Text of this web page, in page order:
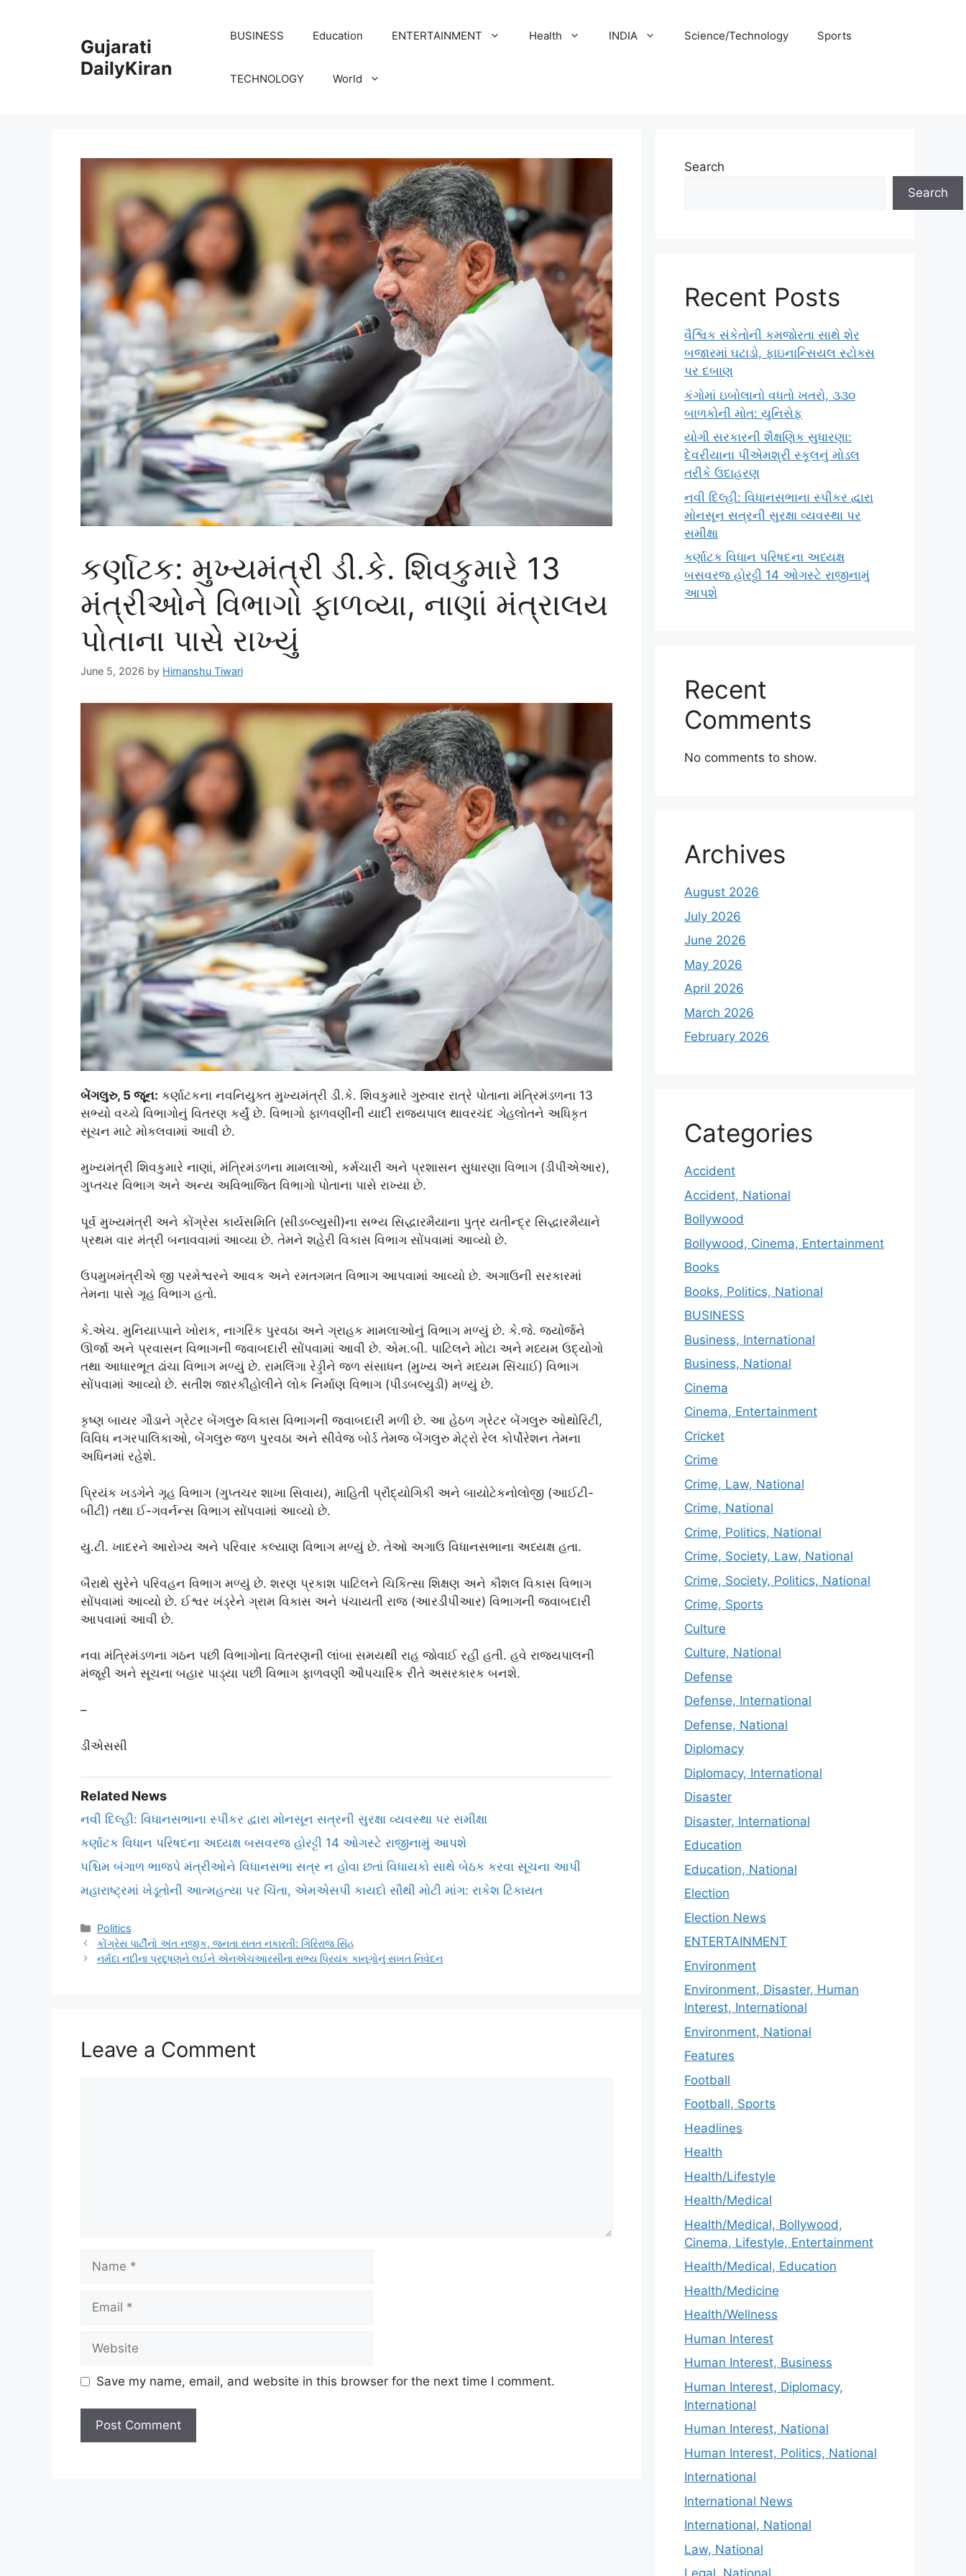
Gujarati
DailyKiran
BUSINESS Education ENTERTAINMENT Health INDIA Science/Technology Sports
TECHNOLOGY World
કર્ણાટક: મુખ્યમંત્રી ડી.કે. શિવકુમારે 13
મંત્રીઓને વિભાગો ફાળવ્યા, નાણાં મંત્રાલય
પોતાના પાસે રાખ્યું
June 5, 2026 by Himanshu Tiwari
બેંગલુરુ, 5 જૂન: કર્ણાટકના નવનિયુક્ત મુખ્યમંત્રી ડી.કે. શિવકુમારે ગુરુવાર રાત્રે પોતાના મંત્રિમંડળના 13
સભ્યો વચ્ચે વિભાગોનું વિતરણ કર્યું છે. વિભાગો ફાળવણીની યાદી રાજ્યપાલ થાવરચંદ ગેહલોતને અધિકૃત
સૂચન માટે મોકલવામાં આવી છે.
મુખ્યમંત્રી શિવકુમારે નાણાં, મંત્રિમંડળના મામલાઓ, કર્મચારી અને પ્રશાસન સુધારણા વિભાગ (ડીપીએઆર),
ગુપ્તચર વિભાગ અને અન્ય અવિભાજિત વિભાગો પોતાના પાસે રાખ્યા છે.
પૂર્વ મુખ્યમંત્રી અને કોંગ્રેસ કાર્યસમિતિ (સીડબ્લ્યુસી)ના સભ્ય સિદ્ધારમૈયાના પુત્ર યતીન્દ્ર સિદ્ધારમૈયાને
પ્રથમ વાર મંત્રી બનાવવામાં આવ્યા છે. તેમને શહેરી વિકાસ વિભાગ સોંપવામાં આવ્યો છે.
ઉપમુખમંત્રીએ જી પરમેશ્વરને આવક અને રમતગમત વિભાગ આપવામાં આવ્યો છે. અગાઉની સરકારમાં
તેમના પાસે ગૃહ વિભાગ હતો.
કે.એચ. મુનિયાપ્પાને ખોરાક, નાગરિક પુરવઠા અને ગ્રાહક મામલાઓનું વિભાગ મળ્યું છે. કે.જે. જ્યોર્જને
ઊર્જા અને પ્રવાસન વિભાગની જવાબદારી સોંપવામાં આવી છે. એમ.બી. પાટિલને મોટા અને મધ્યમ ઉદ્યોગો
તથા આધારભૂત ઢાંચા વિભાગ મળ્યું છે. રામલિંગા રેડ્ડીને જળ સંસાધન (મુખ્ય અને મધ્યમ સિંચાઈ) વિભાગ
સોંપવામાં આવ્યો છે. સતીશ જારકીહોલીને લોક નિર્માણ વિભાગ (પીડબલ્યુડી) મળ્યું છે.
કૃષ્ણ બાયર ગૌડાને ગ્રેટર બેંગલુરુ વિકાસ વિભાગની જવાબદારી મળી છે. આ હેઠળ ગ્રેટર બેંગલુરુ ઓથોરિટી,
વિવિધ નગરપાલિકાઓ, બેંગલુરુ જળ પુરવઠા અને સીવેજ બોર્ડ તેમજ બેંગલુરુ મેટ્રો રેલ કોર્પોરેશન તેમના
અધિનમાં રહેશે.
પ્રિયંક ખડગેને ગૃહ વિભાગ (ગુપ્તચર શાખા સિવાય), માહિતી પ્રૌદ્યોગિકી અને બાયોટેકનોલોજી (આઈટી-
બીટી) તથા ઈ-ગવર્નન્સ વિભાગ સોંપવામાં આવ્યો છે.
યુ.ટી. ખાદરને આરોગ્ય અને પરિવાર કલ્યાણ વિભાગ મળ્યું છે. તેઓ અગાઉ વિધાનસભાના અધ્યક્ષ હતા.
બૈરાથે સુરેને પરિવહન વિભાગ મળ્યું છે. શરણ પ્રકાશ પાટિલને ચિકિત્સા શિક્ષણ અને કૌશલ વિકાસ વિભાગ
સોંપવામાં આવ્યો છે. ઈશ્વર ખંડ્રેને ગ્રામ વિકાસ અને પંચાયતી રાજ (આરડીપીઆર) વિભાગની જવાબદારી
આપવામાં આવી છે.
નવા મંત્રિમંડળના ગઠન પછી વિભાગોના વિતરણની લાંબા સમયથી રાહ જોવાઈ રહી હતી. હવે રાજ્યપાલની
મંજૂરી અને સૂચના બહાર પાડ્યા પછી વિભાગ ફાળવણી ઔપચારિક રીતે અસરકારક બનશે.
–
ડીએસસી
Related News
નવી દિલ્હી: વિધાનસભાના સ્પીકર દ્વારા મોનસૂન સત્રની સુરક્ષા વ્યવસ્થા પર સમીક્ષા
કર્ણાટક વિધાન પરિષદના અધ્યક્ષ બસવરજ હોરટ્ટી 14 ઓગસ્ટે રાજીનામું આપશે
પશ્ચિમ બંગાળ ભાજપે મંત્રીઓને વિધાનસભા સત્ર ન હોવા છતાં વિધાયકો સાથે બેઠક કરવા સૂચના આપી
મહારાષ્ટ્રમાં ખેડૂતોની આત્મહત્યા પર ચિંતા, એમએસપી કાયદો સૌથી મોટી માંગ: રાકેશ ટિકાયત
Categories
Politics
કોંગ્રેસ પાર્ટીનો અંત નજીક, જનતા સતત નકારતી: ગિરિરાજ સિંહ
નર્મદા નદીના પ્રદૂષણને લઈને એનએચઆરસીના સભ્ય પ્રિયંક કાનૂગોનું સખત નિવેદન
Leave a Comment
Save my name, email, and website in this browser for the next time I comment.
Search
Search
Recent Posts
વૈશ્વિક સંકેતોની કમજોરતા સાથે શેર
બજારમાં ઘટાડો, ફાઇનાન્સિયલ સ્ટોક્સ
પર દબાણ
કંગોમાં ઇબોલાનો વધતો ખતરો, ૩૩૦
બાળકોની મોત: યુનિસેફ
યોગી સરકારની શૈક્ષણિક સુધારણા:
દેવરીયાના પીએમશ્રી સ્કૂલનું મોડલ
તરીકે ઉદાહરણ
નવી દિલ્હી: વિધાનસભાના સ્પીકર દ્વારા
મોનસૂન સત્રની સુરક્ષા વ્યવસ્થા પર
સમીક્ષા
કર્ણાટક વિધાન પરિષદના અધ્યક્ષ
બસવરજ હોરટ્ટી 14 ઓગસ્ટે રાજીનામું
આપશે
Recent
Comments
No comments to show.
Archives
August 2026
July 2026
June 2026
May 2026
April 2026
March 2026
February 2026
Categories
Accident
Accident, National
Bollywood
Bollywood, Cinema, Entertainment
Books
Books, Politics, National
BUSINESS
Business, International
Business, National
Cinema
Cinema, Entertainment
Cricket
Crime
Crime, Law, National
Crime, National
Crime, Politics, National
Crime, Society, Law, National
Crime, Society, Politics, National
Crime, Sports
Culture
Culture, National
Defense
Defense, International
Defense, National
Diplomacy
Diplomacy, International
Disaster
Disaster, International
Education
Education, National
Election
Election News
ENTERTAINMENT
Environment
Environment, Disaster, Human
Interest, International
Environment, National
Features
Football
Football, Sports
Headlines
Health
Health/Lifestyle
Health/Medical
Health/Medical, Bollywood,
Cinema, Lifestyle, Entertainment
Health/Medical, Education
Health/Medicine
Health/Wellness
Human Interest
Human Interest, Business
Human Interest, Diplomacy,
International
Human Interest, National
Human Interest, Politics, National
International
International News
International, National
Law, National
Legal, National